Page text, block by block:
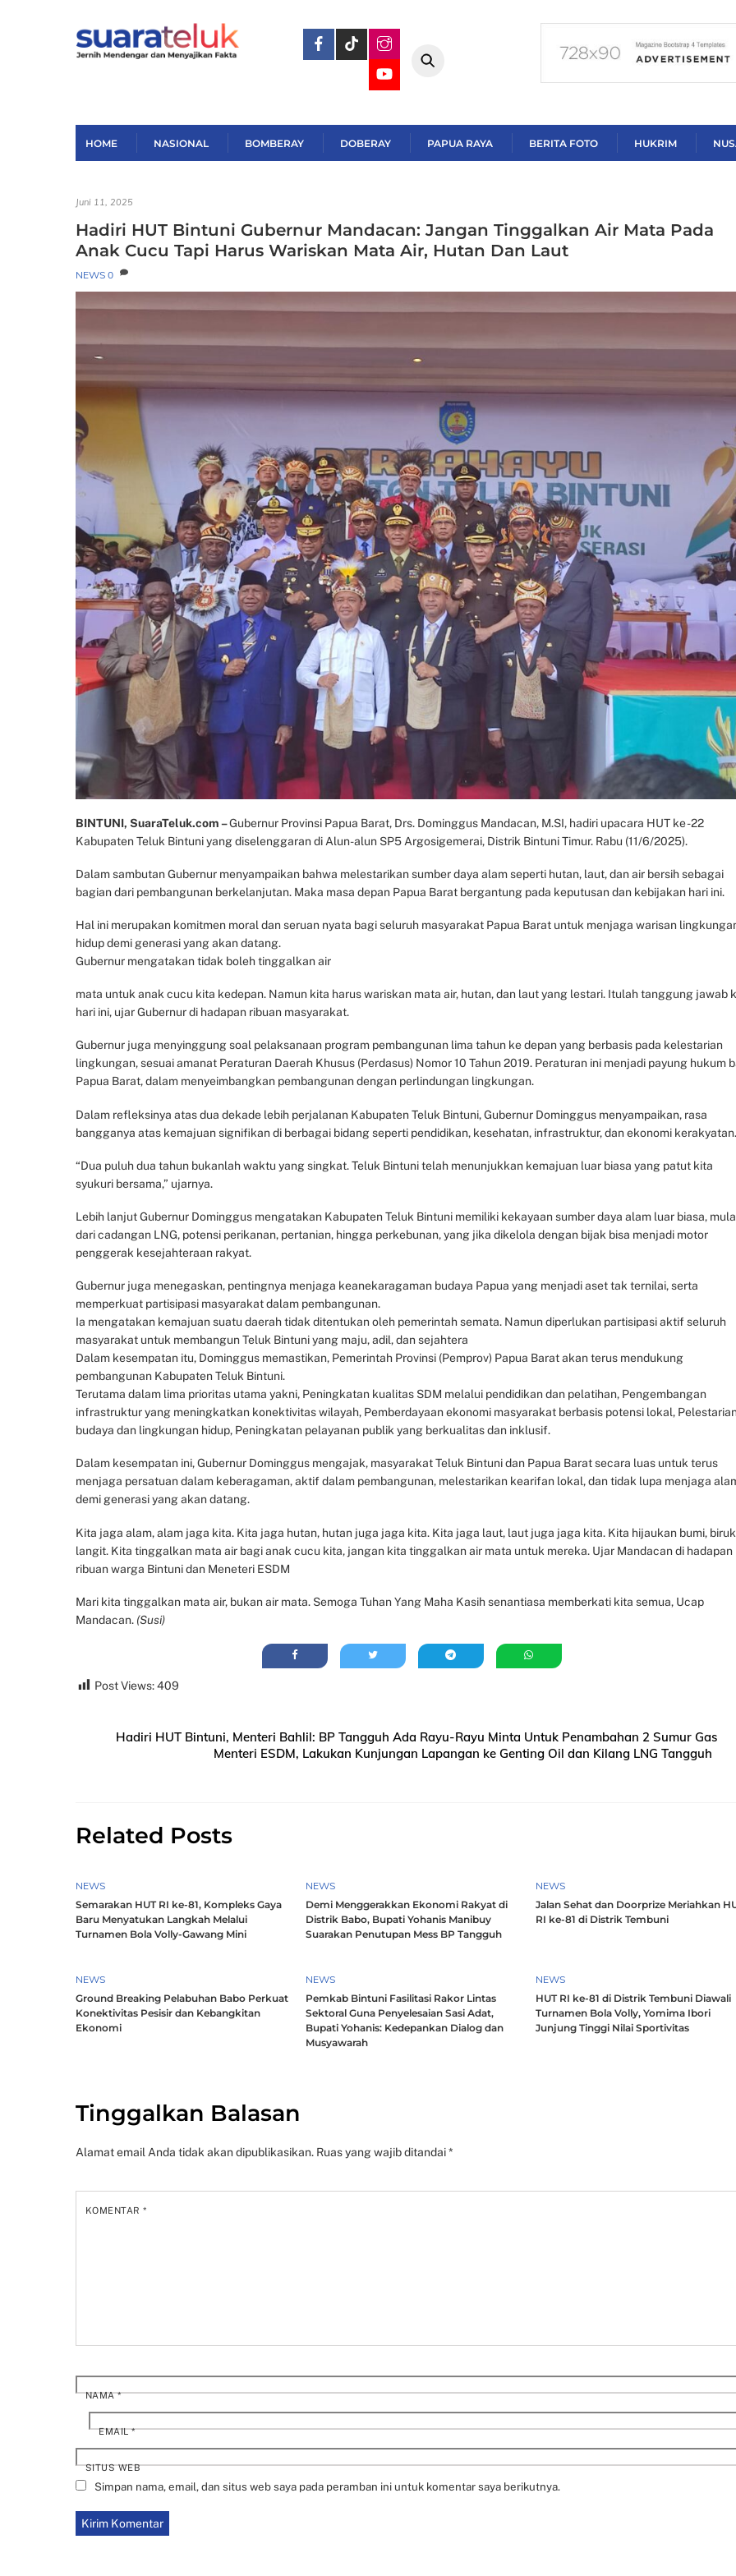
HOME NASIONAL BOMBERAY DOBERAY PAPUA RAYA BERITA FOTO HUKRIM
Juni 11, 2025
Hadiri HUT Bintuni Gubernur Mandacan: Jangan Tinggalkan Air Mata Pada
Anak Cucu Tapi Harus Wariskan Mata Air, Hutan Dan Laut
NEWS 0
BINTUNI, SuaraTeluk.com –Gubernur Provinsi Papua Barat, Drs. Dominggus Mandacan, M.SI, hadiri upacara HUT ke -22
Kabupaten Teluk Bintuni yang diselenggaran di Alun-alun SP5 Argosigemerai, Distrik Bintuni Timur. Rabu (11/6/2025).
Dalam sambutan Gubernur menyampaikan bahwa melestarikan sumber daya alam seperti hutan, laut, dan air bersih sebagai
bagian dari pembangunan berkelanjutan. Maka masa depan Papua Barat bergantung pada keputusan dan kebijakan hari ini.
Hal ini merupakan komitmen moral dan seruan nyata bagi seluruh masyarakat Papua Barat untuk menjaga warisan
hidup demi generasi yang akan datang.
Gubernur mengatakan tidak boleh tinggalkan air
mata untuk anak cucu kita kedepan. Namun kita harus wariskan mata air, hutan, dan laut yang lestari. Itulah tanggung jawab
hari ini, ujar Gubernur di hadapan ribuan masyarakat.
Gubernur juga menyinggung soal pelaksanaan program pembangunan lima tahun ke depan yang berbasis pada kelestarian
lingkungan, sesuai amanat Peraturan Daerah Khusus (Perdasus) Nomor 10 Tahun 2019. Peraturan ini menjadi payung hukum
Papua Barat, dalam menyeimbangkan pembangunan dengan perlindungan lingkungan.
Dalam refleksinya atas dua dekade lebih perjalanan Kabupaten Teluk Bintuni, Gubernur Dominggus menyampaikan, rasa
bangganya atas kemajuan signifikan di berbagai bidang seperti pendidikan, kesehatan, infrastruktur, dan ekonomi kerakyatan.
“Dua puluh dua tahun bukanlah waktu yang singkat. Teluk Bintuni telah menunjukkan kemajuan luar biasa yang patut kita
syukuri bersama,” ujarnya.
Lebih lanjut Gubernur Dominggus mengatakan Kabupaten Teluk Bintuni memiliki kekayaan sumber daya alam luar biasa,
dari cadangan LNG, potensi perikanan, pertanian, hingga perkebunan, yang jika dikelola dengan bijak bisa menjadi motor
penggerak kesejahteraan rakyat.
Gubernur juga menegaskan, pentingnya menjaga keanekaragaman budaya Papua yang menjadi aset tak ternilai, serta
memperkuat partisipasi masyarakat dalam pembangunan.
Ia mengatakan kemajuan suatu daerah tidak ditentukan oleh pemerintah semata. Namun diperlukan partisipasi aktif seluruh
masyarakat untuk membangun Teluk Bintuni yang maju, adil, dan sejahtera
Dalam kesempatan itu, Dominggus memastikan, Pemerintah Provinsi (Pemprov) Papua Barat akan terus mendukung
pembangunan Kabupaten Teluk Bintuni.
Terutama dalam lima prioritas utama yakni, Peningkatan kualitas SDM melalui pendidikan dan pelatihan, Pengembangan
infrastruktur yang meningkatkan konektivitas wilayah, Pemberdayaan ekonomi masyarakat berbasis potensi lokal,
budaya dan lingkungan hidup, Peningkatan pelayanan publik yang berkualitas dan inklusif.
Dalam kesempatan ini, Gubernur Dominggus mengajak, masyarakat Teluk Bintuni dan Papua Barat secara luas untuk terus
menjaga persatuan dalam keberagaman, aktif dalam pembangunan, melestarikan kearifan lokal, dan tidak lupa menjaga
demi generasi yang akan datang.
Kita jaga alam, alam jaga kita. Kita jaga hutan, hutan juga jaga kita. Kita jaga laut, laut juga jaga kita. Kita hijaukan bumi,
langit. Kita tinggalkan mata air bagi anak cucu kita, jangan kita tinggalkan air mata untuk mereka. Ujar Mandacan di hadapan
ribuan warga Bintuni dan Meneteri ESDM
Mari kita tinggalkan mata air, bukan air mata. Semoga Tuhan Yang Maha Kasih senantiasa memberkati kita semua, Ucap
Mandacan. (Susi)
Post Views:409
Hadiri HUT Bintuni, Menteri Bahlil: BP Tangguh Ada Rayu-Rayu Minta Untuk Penambahan 2 Sumur Gas
Menteri ESDM, Lakukan Kunjungan Lapangan ke Genting Oil dan Kilang LNG Tangguh
Related Posts
NEWS
Semarakan HUT RI ke-81, Kompleks Gaya
Baru Menyatukan Langkah Melalui
Turnamen Bola Volly-Gawang Mini
NEWS
Demi Menggerakkan Ekonomi Rakyat di
Distrik Babo, Bupati Yohanis Manibuy
Suarakan Penutupan Mess BP Tangguh
NEWS
Jalan Sehat dan Doorprize Meriahkan
RI ke-81 di Distrik Tembuni
NEWS
Ground Breaking Pelabuhan Babo Perkuat
Konektivitas Pesisir dan Kebangkitan
Ekonomi
NEWS
Pemkab Bintuni Fasilitasi Rakor Lintas
Sektoral Guna Penyelesaian Sasi Adat,
Bupati Yohanis: Kedepankan Dialog dan
Musyawarah
NEWS
HUT RI ke-81 di Distrik Tembuni Diawali
Turnamen Bola Volly, Yomima Ibori
Junjung Tinggi Nilai Sportivitas
Tinggalkan Balasan
Alamat email Anda tidak akan dipublikasikan. Ruas yang wajib ditandai*
KOMENTAR*
NAMA*
EMAIL*
SITUS WEB
Simpan nama, email, dan situs web saya pada peramban ini untuk komentar saya berikutnya.